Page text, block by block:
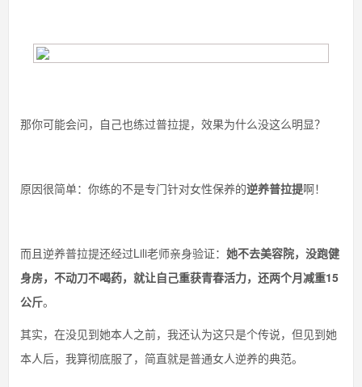
那你可能会问，自己也练过普拉提，效果为什么没这么明显？
原因很简单：你练的不是专门针对女性保养的逆养普拉提啊！
而且逆养普拉提还经过Lili老师亲身验证： 她不去美容院，没跑健
身房，不动刀不喝药，就让自己重获青春活力，还两个月减重15
公斤。
其实，在没见到她本人之前，我还认为这只是个传说，但见到她
本人后，我算彻底服了，简直就是普通女人逆养的典范。